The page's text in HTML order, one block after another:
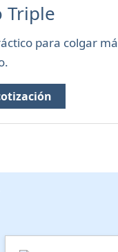
Triple
para colgar